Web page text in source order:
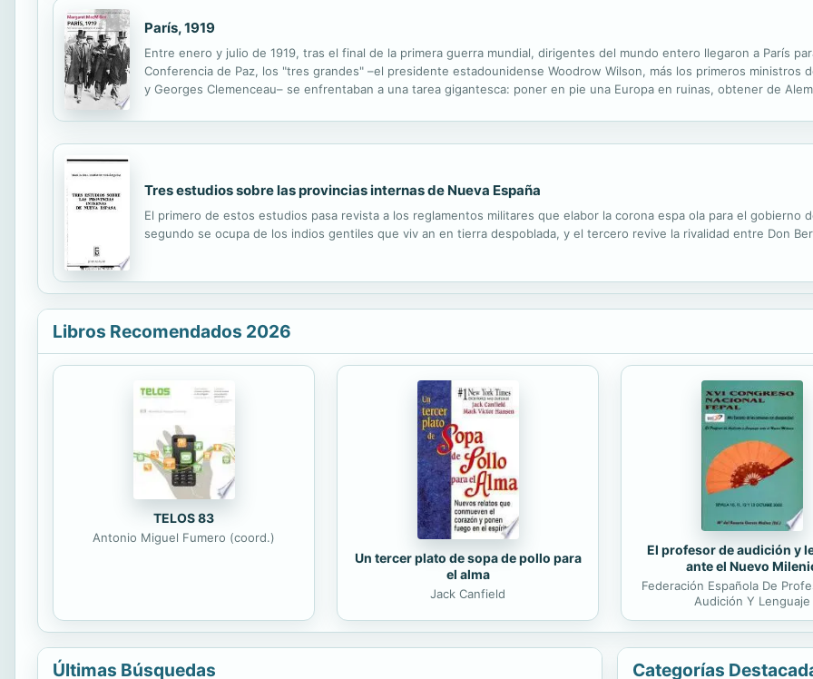
París, 1919
Entre enero y julio de 1919, tras el final de la primera guerra mundial, dirigentes del mundo entero llegaron a París
Conferencia de Paz, los "tres grandes" –el presidente estadounidense Woodrow Wilson, más los primeros ministros
y Georges Clemenceau– se enfrentaban a una tarea gigantesca: poner en pie una Europa en ruinas, obtener de
Tres estudios sobre las provincias internas de Nueva España
El primero de estos estudios pasa revista a los reglamentos militares que elabor la corona espa ola para el gobierno
segundo se ocupa de los indios gentiles que viv an en tierra despoblada, y el tercero revive la rivalidad entre Don
Libros Recomendados 2026
TELOS 83
Antonio Miguel Fumero (coord.)
Un tercer plato de sopa de pollo para
el alma
Jack Canfield
El profesor de audición y
ante el Nuevo
Federación Española De
Audición Y Lenguaje
Últimas Búsquedas Categorías